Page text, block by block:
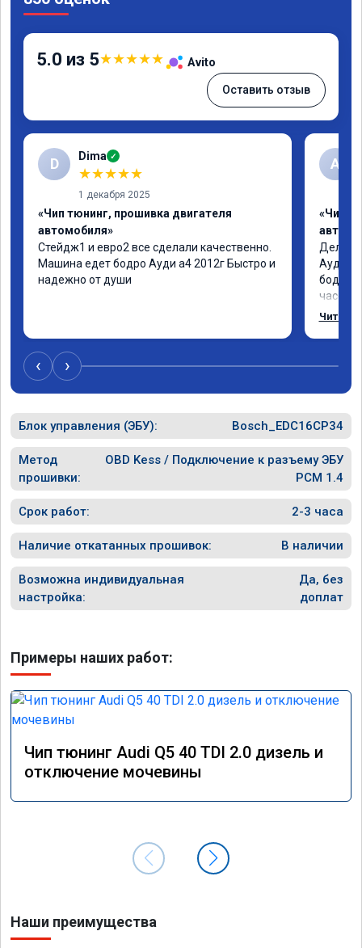
5.0 из 5★★★★★ Avito
Оставить отзыв
D Dima ✓
★★★★★
1 декабря 2025
«Чип тюнинг, прошивка двигателя
автомобиля»
Стейдж1 и евро2 все сделали качественно.
Машина едет бодро Ауди а4 2012г Быстро и
надежно от души
А
«Чип
Делал
как
Читать
‹ ›
Блок управления (ЭБУ): Bosch_EDC16CP34
Метод
прошивки:
OBD Kess / Подключение к разъему ЭБУ
PCM 1.4
Срок работ: 2-3 часа
Наличие откатанных прошивок: В наличии
Возможна индивидуальная
настройка:
Да, без
доплат
Примеры наших работ:
Чип тюнинг Audi Q5 40 TDI 2.0 дизель и
отключение мочевины
Наши преимущества